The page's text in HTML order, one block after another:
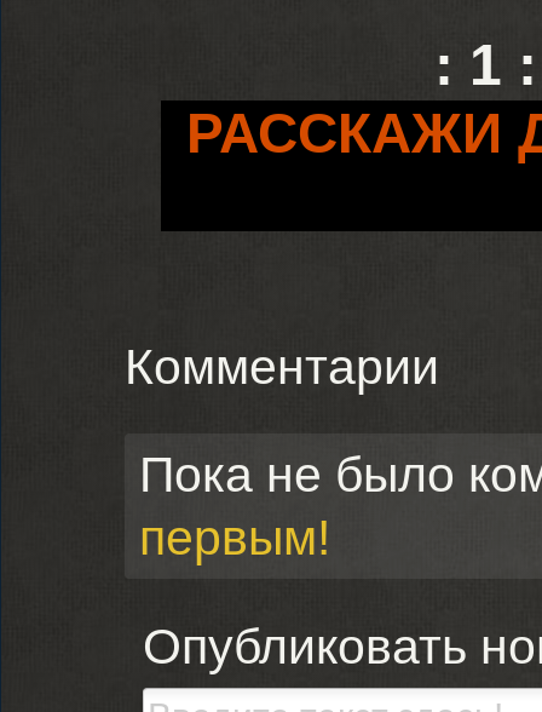
: 1 :
РАССКАЖИ
Комментарии
Пока не было
первым!
Опубликовать